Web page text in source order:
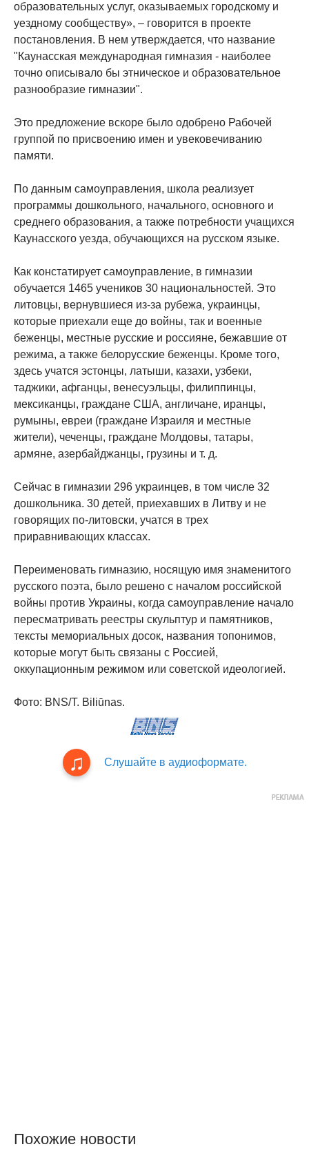
образовательных услуг, оказываемых городскому и
уездному сообществу», – говорится в проекте
постановления. В нем утверждается, что название
"Каунасская международная гимназия - наиболее
точно описывало бы этническое и образовательное
разнообразие гимназии".
Это предложение вскоре было одобрено Рабочей
группой по присвоению имен и увековечиванию
памяти.
По данным самоуправления, школа реализует
программы дошкольного, начального, основного и
среднего образования, а также потребности учащихся
Каунасского уезда, обучающихся на русском языке.
Как констатирует самоуправление, в гимназии
обучается 1465 учеников 30 национальностей. Это
литовцы, вернувшиеся из-за рубежа, украинцы,
которые приехали еще до войны, так и военные
беженцы, местные русские и россияне, бежавшие от
режима, а также белорусские беженцы. Кроме того,
здесь учатся эстонцы, латыши, казахи, узбеки,
таджики, афганцы, венесуэльцы, филиппинцы,
мексиканцы, граждане США, англичане, иранцы,
румыны, евреи (граждане Израиля и местные
жители), чеченцы, граждане Молдовы, татары,
армяне, азербайджанцы, грузины и т. д.
Сейчас в гимназии 296 украинцев, в том числе 32
дошкольника. 30 детей, приехавших в Литву и не
говорящих по-литовски, учатся в трех
приравнивающих классах.
Переименовать гимназию, носящую имя знаменитого
русского поэта, было решено с началом российской
войны против Украины, когда самоуправление начало
пересматривать реестры скульптур и памятников,
тексты мемориальных досок, названия топонимов,
которые могут быть связаны с Россией,
оккупационным режимом или советской идеологией.
Фото: BNS/T. Biliūnas.
Слушайте в аудиоформате.
Похожие новости